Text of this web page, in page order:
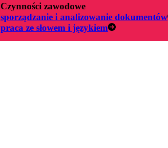
Czynności zawodowe
sporządzanie i analizowanie dokumentów
praca ze słowem i językiem